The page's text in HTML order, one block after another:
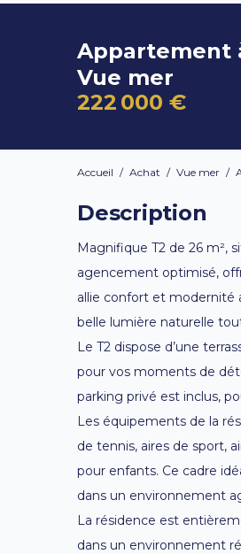
Appartement
Vue mer
222 000 €
Accueil / Achat / Vue mer /
Description
Magnifique T2 de 26 m²,
agencement optimisé,
allie confort et modernité
belle lumière naturelle
Le T2 dispose d’une
pour vos moments de
parking privé est inclus,
Les équipements de la
de tennis, aires de sport,
pour enfants. Ce cadre
dans un environnement
La résidence est
dans un environnement